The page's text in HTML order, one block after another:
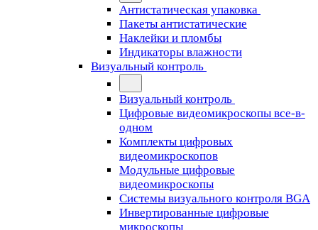
Антистатическая упаковка
Пакеты антистатические
Наклейки и пломбы
Индикаторы влажности
Визуальный контроль
Визуальный контроль
Цифровые видеомикроскопы все-в-
одном
Комплекты цифровых
видеомикроскопов
Модульные цифровые
видеомикроскопы
Cистемы визуального контроля BGA
Инвертированные цифровые
микроскопы